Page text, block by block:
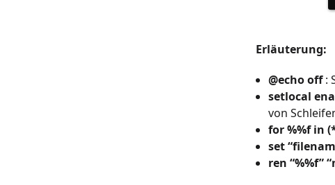
Erläuterung:
@echo off:
setlocal
von
for %%f in
set
ren “%%f”